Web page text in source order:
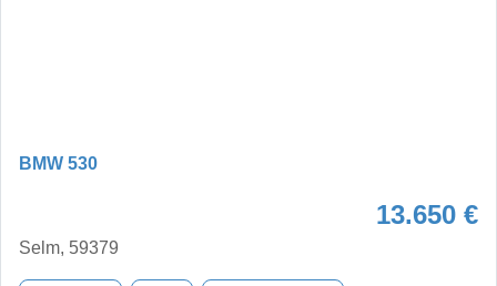
BMW 530
13.650 €
Selm, 59379